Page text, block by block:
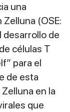
una
(OSE:
desarrollo de
células T
para el
de esta
en la
que